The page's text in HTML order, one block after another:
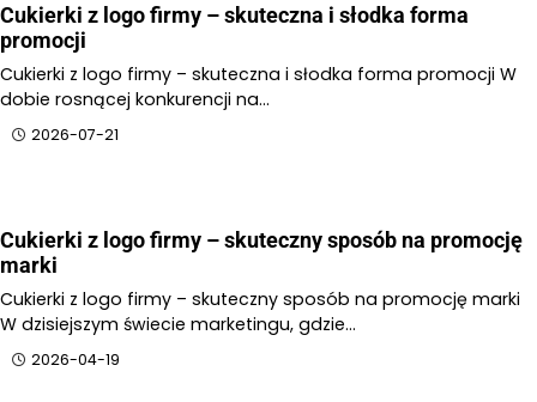
Cukierki z logo firmy – skuteczna i słodka forma
promocji
Cukierki z logo firmy – skuteczna i słodka forma promocji W
dobie rosnącej konkurencji na…
2026-07-21
Cukierki z logo firmy – skuteczny sposób na promocję
marki
Cukierki z logo firmy – skuteczny sposób na promocję marki
W dzisiejszym świecie marketingu, gdzie…
2026-04-19